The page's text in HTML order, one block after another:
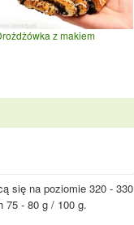
z makiem
się na poziomie 320 - 330
75 - 80 g / 100 g.